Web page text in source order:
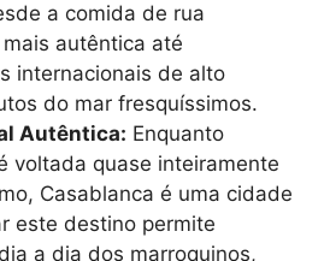
a comida de rua
autêntica até
internacionais de alto
do mar fresquíssimos.
Autêntica: Enquanto
voltada quase inteiramente
Casablanca é uma cidade
este destino permite
a dia dos marroquinos,